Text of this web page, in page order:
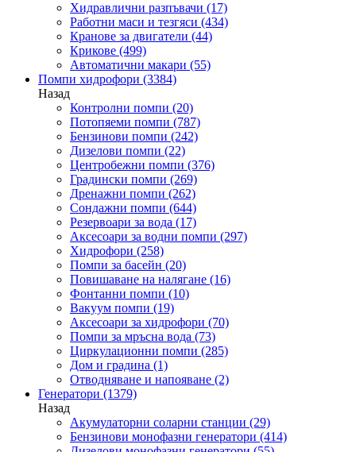
Хидравлични разпъвачи (17)
Работни маси и тезгяси (434)
Кранове за двигатели (44)
Крикове (499)
Автоматични макари (55)
Помпи хидрофори (3384)
Назад
Контролни помпи (20)
Потопяеми помпи (787)
Бензинови помпи (242)
Дизелови помпи (22)
Центробежни помпи (376)
Градински помпи (269)
Дренажни помпи (262)
Сондажни помпи (644)
Резервоари за вода (17)
Аксесоари за водни помпи (297)
Хидрофори (258)
Помпи за басейн (20)
Повишаване на налягане (16)
Фонтанни помпи (10)
Вакуум помпи (19)
Аксесоари за хидрофори (70)
Помпи за мръсна вода (73)
Циркулационни помпи (285)
Дом и градина (1)
Отводняване и напояване (2)
Генератори (1379)
Назад
Акумулаторни соларни станции (29)
Бензинови монофазни генератори (414)